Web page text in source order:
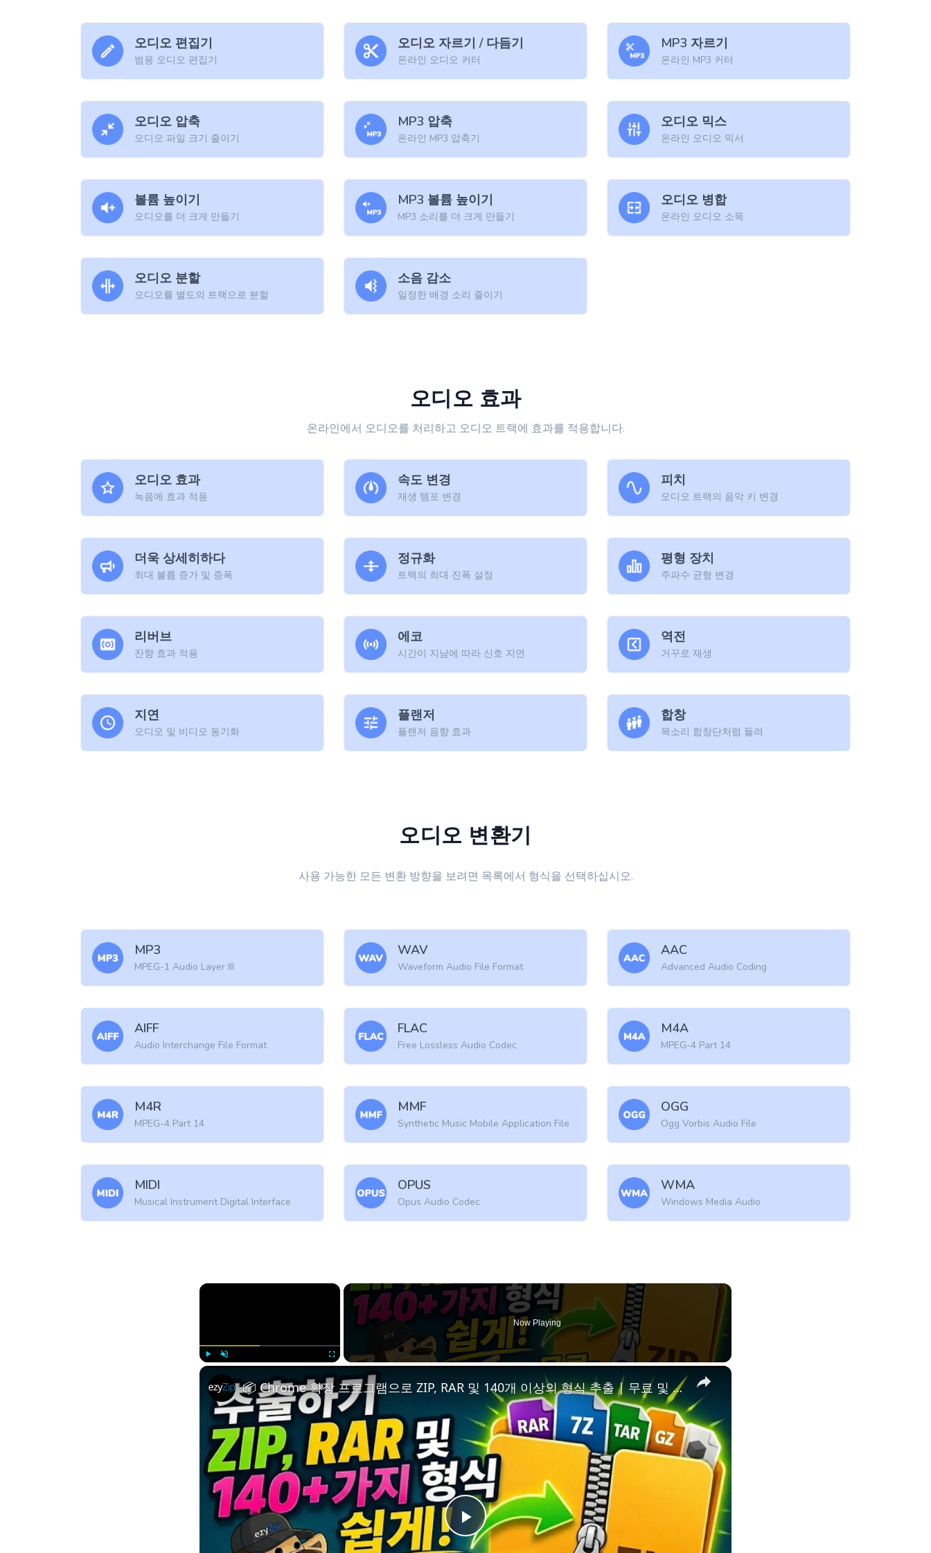
오디오 편집기
범용 오디오 편집기
오디오 자르기 / 다듬기
온라인 오디오 커터
MP3 자르기
온라인 MP3 커터
오디오 압축
오디오 파일 크기 줄이기
MP3 압축
온라인 MP3 압축기
오디오 믹스
온라인 오디오 믹서
볼륨 높이기
오디오를 더 크게 만들기
MP3 볼륨 높이기
MP3 소리를 더 크게 만들기
오디오 병합
온라인 오디오 소목
오디오 분할
오디오를 별도의 트랙으로 분할
소음 감소
일정한 배경 소리 줄이기
오디오 효과
온라인에서 오디오를 처리하고 오디오 트랙에 효과를 적용합니다.
오디오 효과
녹음에 효과 적용
속도 변경
재생 템포 변경
피치
오디오 트랙의 음악 키 변경
더욱 상세히하다
최대 볼륨 증가 및 증폭
정규화
트랙의 최대 진폭 설정
평형 장치
주파수 균형 변경
리버브
잔향 효과 적용
에코
시간이 지남에 따라 신호 지연
역전
거꾸로 재생
지연
오디오 및 비디오 동기화
플랜저
플랜저 음향 효과
합창
목소리 합창단처럼 들려
오디오 변환기
사용 가능한 모든 변환 방향을 보려면 목록에서 형식을 선택하십시오.
MP3
MPEG-1 Audio Layer III
WAV
Waveform Audio File Format
AAC
Advanced Audio Coding
AIFF
Audio Interchange File Format
FLAC
Free Lossless Audio Codec
M4A
MPEG-4 Part 14
M4R
MPEG-4 Part 14
MMF
Synthetic Music Mobile Application File
OGG
Ogg Vorbis Audio File
MIDI
Musical Instrument Digital Interface
OPUS
Opus Audio Codec
WMA
Windows Media Audio
×
Play Unmute Fullscreen
Now Playing
×
Play
📦 Chrome 확장 프로그램으로 ZIP, RAR 및 140개 이상의 형식 추출 | 무료 및 로컬 처리